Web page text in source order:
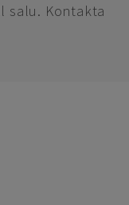
salu. Kontakta